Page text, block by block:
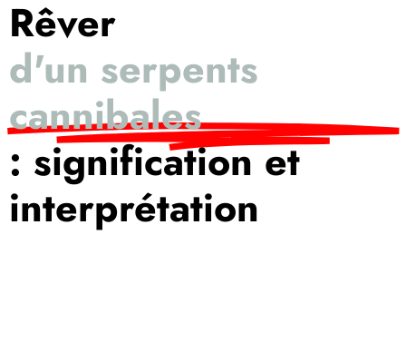
Rêver
d'un serpents
cannibales
: signification et
interprétation